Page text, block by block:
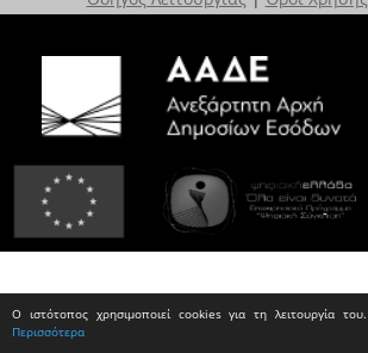
Ο ιστότοπος χρησιμοποιεί cookies για τη λειτουργία του.
Περισσότερα